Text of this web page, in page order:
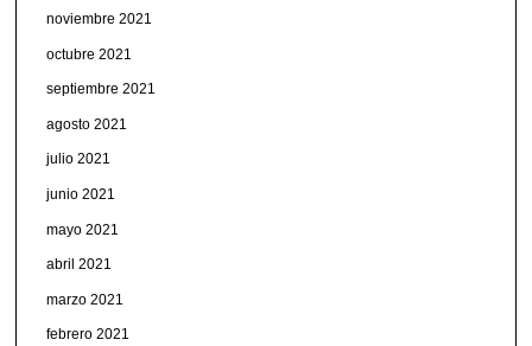
noviembre 2021
octubre 2021
septiembre 2021
agosto 2021
julio 2021
junio 2021
mayo 2021
abril 2021
marzo 2021
febrero 2021